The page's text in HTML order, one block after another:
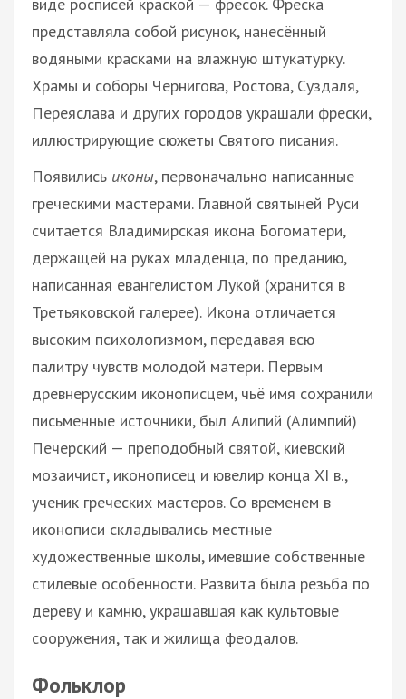
представляла собой рисунок, нанесённый
водяными красками на влажную штукатурку.
Храмы и соборы Чернигова, Ростова, Суздаля,
Переяслава и других городов украшали фрески,
иллюстрирующие сюжеты Святого писания.
Появились иконы, первоначально написанные
греческими мастерами. Главной святыней Руси
считается Владимирская икона Богоматери,
держащей на руках младенца, по преданию,
написанная евангелистом Лукой (хранится в
Третьяковской галерее). Икона отличается
высоким психологизмом, передавая всю
палитру чувств молодой матери. Первым
древнерусским иконописцем, чьё имя сохранили
письменные источники, был Алипий (Алимпий)
Печерский — преподобный святой, киевский
мозаичист, иконописец и ювелир конца XI в.,
ученик греческих мастеров. Со временем в
иконописи складывались местные
художественные школы, имевшие собственные
стилевые особенности. Развита была резьба по
дереву и камню, украшавшая как культовые
сооружения, так и жилища феодалов.
Фольклор